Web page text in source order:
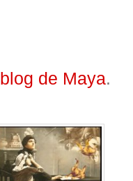
blog de Maya.